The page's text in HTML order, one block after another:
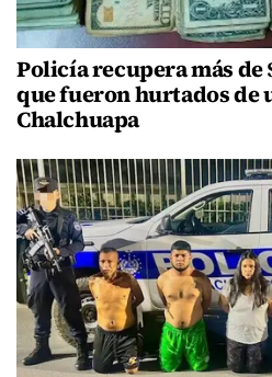
Policía recupera más de
que fueron hurtados de
Chalchuapa